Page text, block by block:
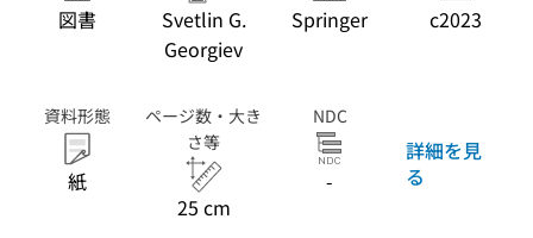
図書
Svetlin G.
Georgiev
Springer c2023
資料形態
紙
ページ数・大き
さ等
25 cm
NDC
-
詳細を見
る